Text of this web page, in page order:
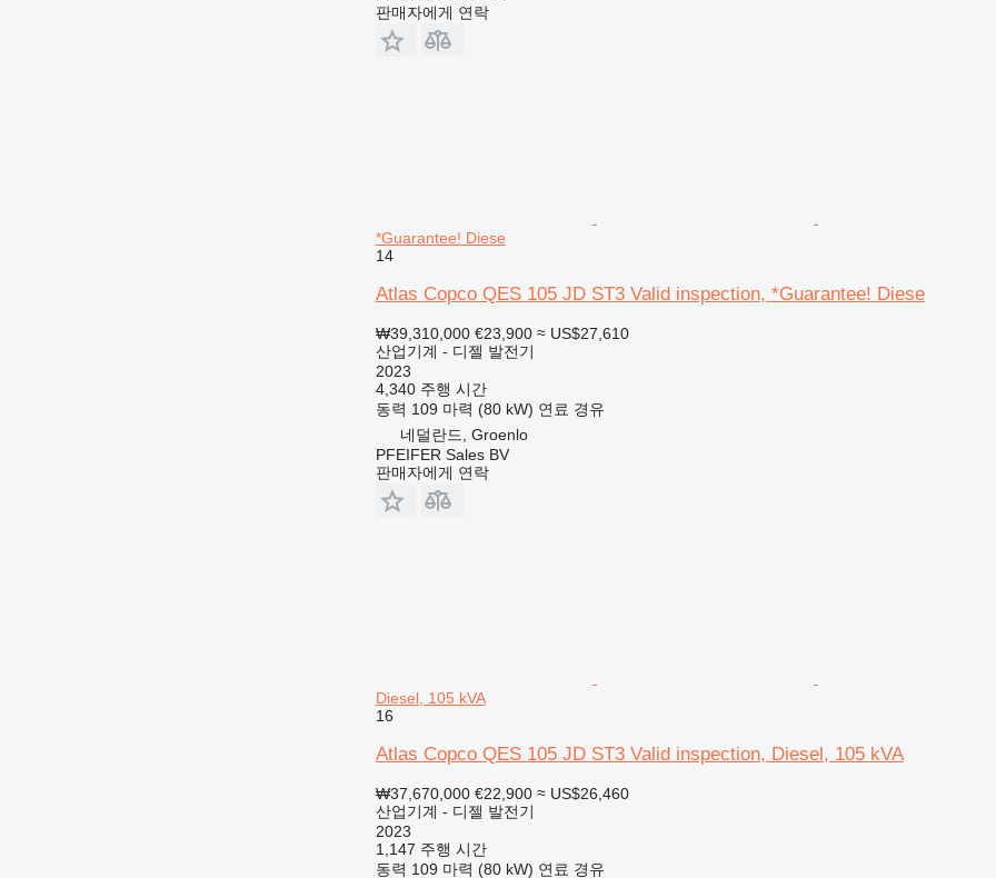
판매자에게 연락
*Guarantee! Diese
14
Atlas Copco QES 105 JD ST3 Valid inspection, *Guarantee! Diese
₩39,310,000 €23,900 ≈ US$27,610
산업기계 - 디젤 발전기
2023
4,340 주행 시간
동력 109 마력 (80 kW) 연료 경유
네덜란드, Groenlo
PFEIFER Sales BV
판매자에게 연락
Diesel, 105 kVA
16
Atlas Copco QES 105 JD ST3 Valid inspection, Diesel, 105 kVA
₩37,670,000 €22,900 ≈ US$26,460
산업기계 - 디젤 발전기
2023
1,147 주행 시간
동력 109 마력 (80 kW) 연료 경유